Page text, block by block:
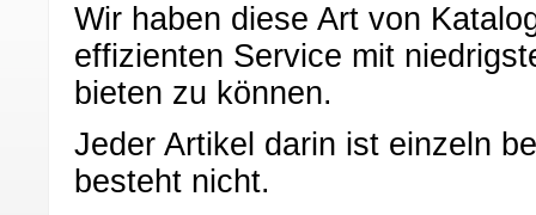
Wir haben diese Art von
effizienten Service mit
bieten zu können.
Jeder Artikel darin ist einzeln
besteht nicht.